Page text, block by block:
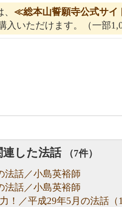
≪総本山誓願寺公式サイ
入いただけます。（一部
連した法話
（7件）
法話／小島英裕師
法話／小島英裕師
！／平成29年5月の法話（